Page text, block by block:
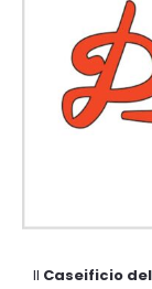
Il Caseificio